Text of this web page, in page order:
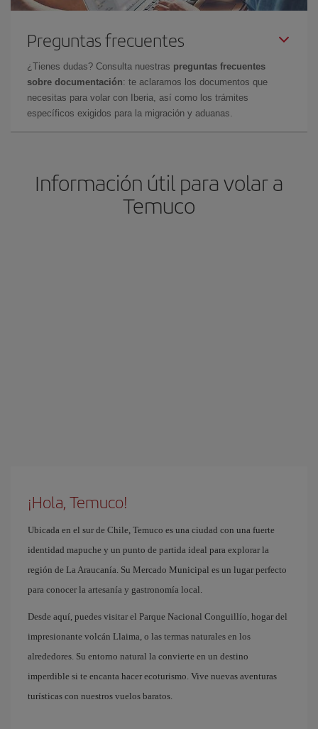
Preguntas frecuentes
¿Tienes dudas? Consulta nuestras preguntas frecuentes
sobre documentación: te aclaramos los documentos que
necesitas para volar con Iberia, así como los trámites
específicos exigidos para la migración y aduanas.
Información útil para volar a
Temuco
¡Hola, Temuco!
Ubicada en el sur de Chile, Temuco es una ciudad con una fuerte
identidad mapuche y un punto de partida ideal para explorar la
región de La Araucanía. Su Mercado Municipal es un lugar perfecto
para conocer la artesanía y gastronomía local.
Desde aquí, puedes visitar el Parque Nacional Conguillío, hogar del
impresionante volcán Llaima, o las termas naturales en los
alrededores. Su entorno natural la convierte en un destino
imperdible si te encanta hacer ecoturismo. Vive nuevas aventuras
turísticas con nuestros vuelos baratos.